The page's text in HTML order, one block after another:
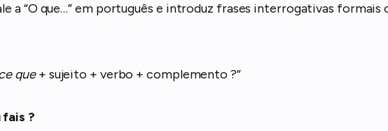
a “O que…” em português e introduz frases interrogativas formais
que+ sujeito + verbo + complemento ?”
fais ?